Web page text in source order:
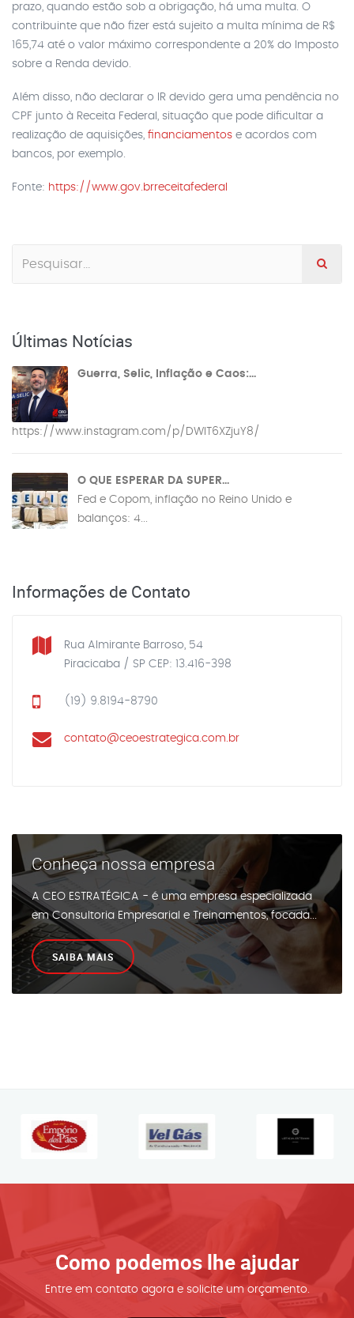
prazo, quando estão sob a obrigação, há uma multa. O
contribuinte que não fizer está sujeito a multa mínima de R$
165,74 até o valor máximo correspondente a 20% do Imposto
sobre a Renda devido.
Além disso, não declarar o IR devido gera uma pendência no
CPF junto à Receita Federal, situação que pode dificultar a
realização de aquisições, financiamentos e acordos com
bancos, por exemplo.
Fonte: https://www.gov.brreceitafederal
Últimas Notícias
Guerra, Selic, Inflação e Caos:...
https://www.instagram.com/p/DWIT6XZjuY8/
O QUE ESPERAR DA SUPER...
Fed e Copom, inflação no Reino Unido e
balanços: 4...
Informações de Contato
Rua Almirante Barroso, 54
Piracicaba / SP CEP: 13.416-398
(19) 9.8194-8790
contato@ceoestrategica.com.br
Conheça nossa empresa
A CEO ESTRATÉGICA - é uma empresa especializada
em Consultoria Empresarial e Treinamentos, focada...
SAIBA MAIS
Como podemos lhe ajudar
Entre em contato agora e solicite um orçamento.